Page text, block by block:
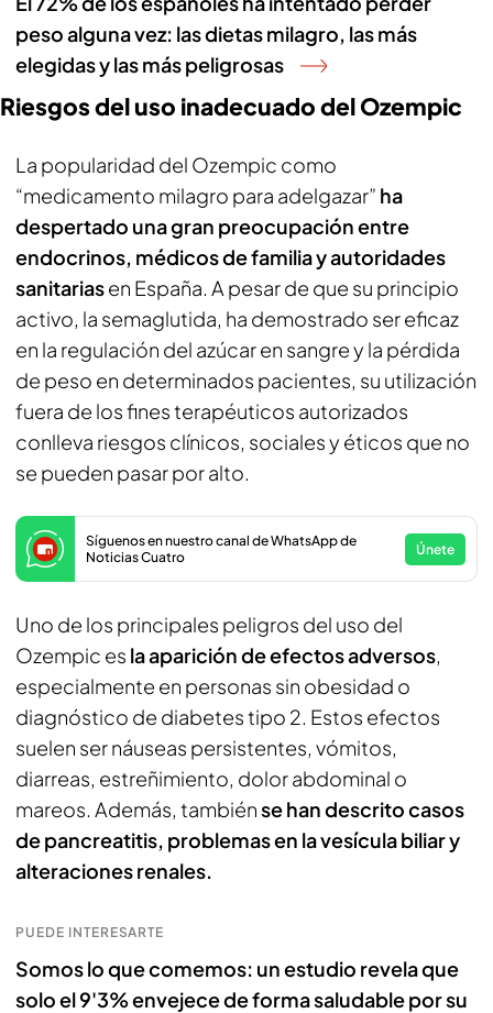
peso alguna vez: las dietas milagro, las más
elegidas y las más peligrosas
Riesgos del uso inadecuado del Ozempic
La popularidad del Ozempic como
“medicamento milagro para adelgazar” ha
despertado una gran preocupación entre
endocrinos, médicos de familia y autoridades
sanitariasen España. A pesar de que su principio
activo, la semaglutida, ha demostrado ser eficaz
en la regulación del azúcar en sangre y la pérdida
de peso en determinados pacientes, su utilización
fuera de los fines terapéuticos autorizados
conlleva riesgos clínicos, sociales y éticos que no
se pueden pasar por alto.
Síguenos en nuestro canal de WhatsApp de
Noticias Cuatro
Únete
Uno de los principales peligros del uso del
Ozempic es la aparición de efectos adversos,
especialmente en personas sin obesidad o
diagnóstico de diabetes tipo 2. Estos efectos
suelen ser náuseas persistentes, vómitos,
diarreas, estreñimiento, dolor abdominal o
mareos. Además, tambiénse han descrito casos
de pancreatitis, problemas en la vesícula biliar y
alteraciones renales.
PUEDE INTERESARTE
Somos lo que comemos: un estudio revela que
solo el 9'3% envejece de forma saludable por su